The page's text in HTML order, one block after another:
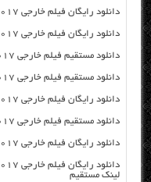
دانلود رایگان فیلم خارجی Dunkirk 2017 با لینک مستقیم
دانلود رایگان فیلم خارجی Eloise 2017 با لینک مستقیم
دانلود مستقیم فیلم خارجی Essex Heist 2017 از سرور سایت
دانلود مستقیم فیلم خارجی Get the Girl 2017 از سرور سایت
دانلود رایگان فیلم خارجی iBoy 2017 با لینک مستقیم
دانلود مستقیم فیلم خارجی Justice League Dark 2017 از سرور سایت
دانلود رایگان فیلم خارجی Split 2017 با لینک مستقیم
لینک مستقیم